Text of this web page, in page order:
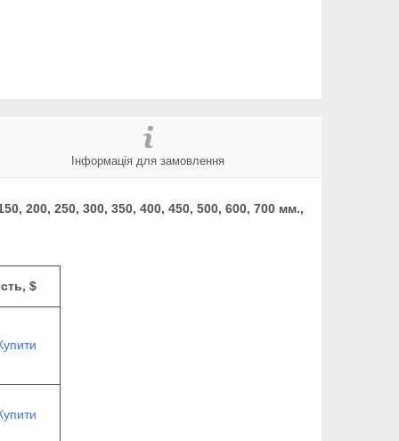
Інформація для замовлення
200, 250, 300, 350, 400, 450, 500, 600, 700 мм.,
$